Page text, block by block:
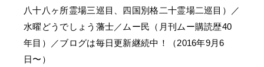
八十八ヶ所霊場三巡目、四国別格二十霊場二巡目）／
水曜どうでしょう藩士／ムー民（月刊ムー購読歴40
年目）／ブログは毎日更新継続中！（2016年9月6
日〜）